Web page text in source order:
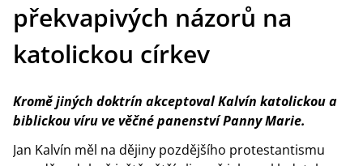
překvapivých názorů na
katolickou církev
Kromě jiných doktrín akceptoval Kalvín katolickou a
biblickou víru ve věčné panenství Panny Marie.
Jan Kalvín měl na dějiny pozdějšího protestantismu